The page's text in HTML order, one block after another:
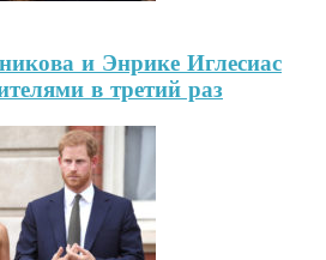
и Энрике Иглесиас
в третий раз